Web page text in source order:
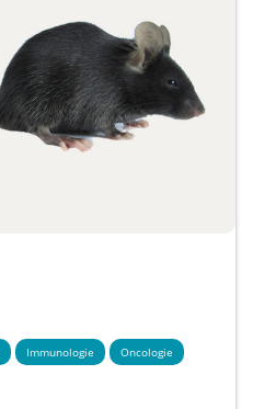
Immunologie Oncologie